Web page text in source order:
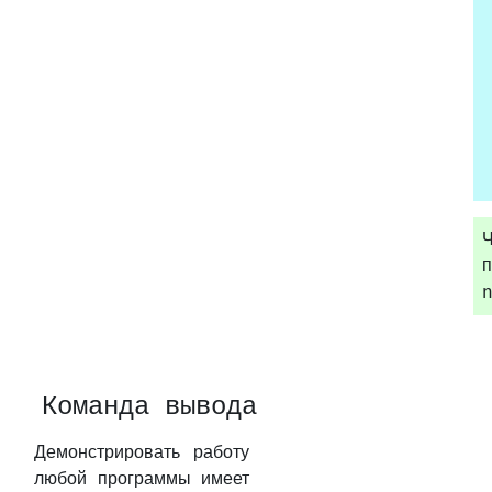
n
Команда вывода
Демонстрировать работу
любой программы имеет